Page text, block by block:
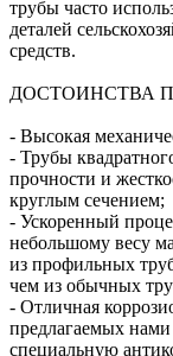
трубы часто
деталей
средств.
ДОСТОИНСТВА
- Высокая
- Трубы
прочности и
круглым сечением;
- Ускоренный
небольшому весу
из профильных
чем из обычных
- Отличная
предлагаемых
специальную